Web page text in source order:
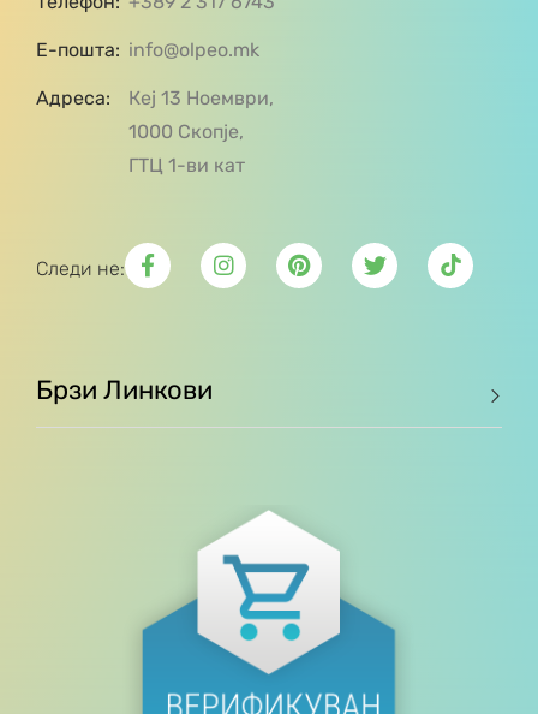
Е-пошта: info@olpeo.mk
Адреса:
Кеј 13 Ноември,
1000 Скопје,
ГТЦ 1-ви кат
Следи не:
Брзи Линкови